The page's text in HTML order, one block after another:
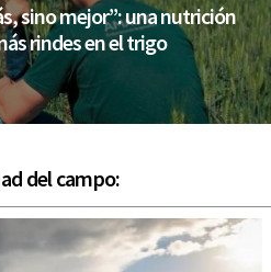
sino mejor”: una nutrición
rindes en el trigo
del campo: